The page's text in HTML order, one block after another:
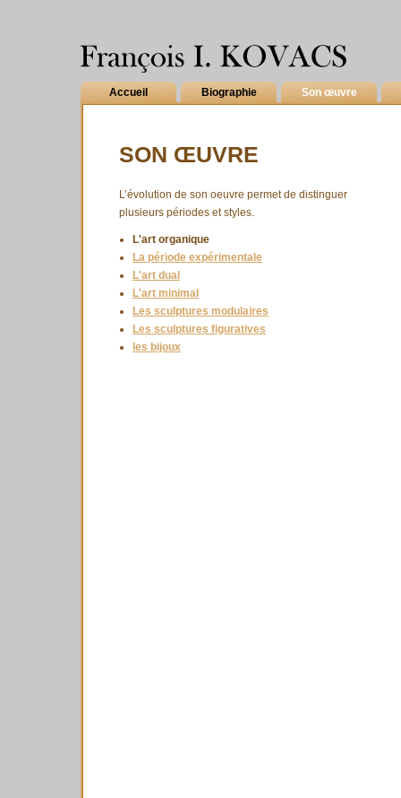
Accueil Biographie Son œuvre
SON ŒUVRE
L’évolution de son oeuvre permet de distinguer
plusieurs périodes et styles.
L'art organique
La période expérimentale
L'art dual
L'art minimal
Les sculptures modulaires
Les sculptures figuratives
les bijoux